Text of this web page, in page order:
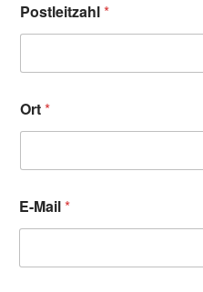
Postleitzahl*
Ort*
E-Mail*